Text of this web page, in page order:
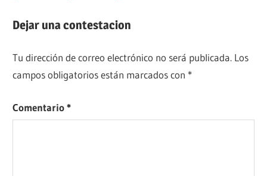
Dejar una contestacion
Tu dirección de correo electrónico no será publicada. Los
campos obligatorios están marcados con *
Comentario*